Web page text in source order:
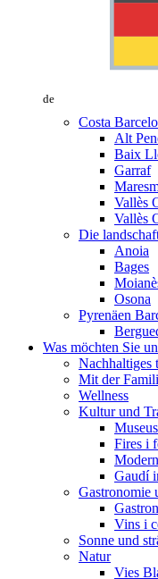
de
Costa
Alt
Baix
Garraf
Vallès
Vallès
Die
Anoia
Bages
Osona
Pyrenäen
Was möchten Sie
Nachhaltiges
Mit der
Wellness
Kultur und
Fires i
Gaudí
Gastronomie
Vins i
Sonne und
Natur
Vies